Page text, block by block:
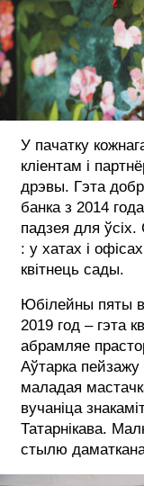
У пачатку
кліентам і
дрэвы. Гэта
банка з 2014
падзея для
: у хатах і
квітнець сады.
Юбілейны пяты
2019 год – гэта
абрамляе
Аўтарка
маладая
вучаніца
Татарнікава.
стылю